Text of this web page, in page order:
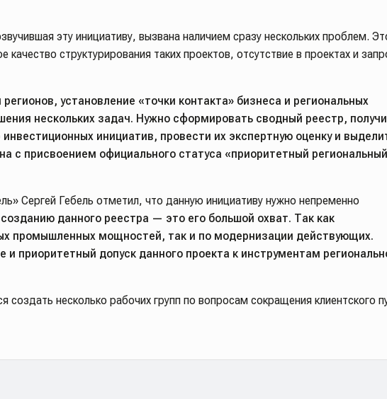
эту инициативу, вызвана наличием сразу нескольких проблем.
структурирования таких проектов, отсутствие в проектах и
установление «точки контакта» бизнеса и региональных
нескольких задач. Нужно сформировать сводный реестр,
инициатив, провести их экспертную оценку и
с присвоением официального статуса «приоритетный региональный
Сергей Гебель отметил, что данную инициативу нужно непременно
данного реестра — это его большой охват. Так как
промышленных мощностей, так и по модернизации действующих.
приоритетный допуск данного проекта к инструментам
несколько рабочих групп по вопросам сокращения клиентского